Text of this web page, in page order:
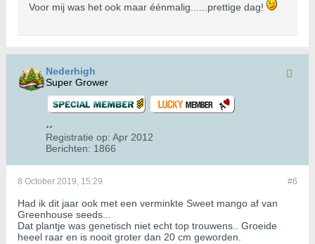
Voor mij was het ook maar éénmalig......prettige dag!
Nederhigh
Super Grower
Registratie op: Apr 2012
Berichten: 1866
#6
8 October 2019, 15:29
Had ik dit jaar ook met een verminkte Sweet mango af van
Greenhouse seeds...
Dat plantje was genetisch niet echt top trouwens.. Groeide
heeel raar en is nooit groter dan 20 cm geworden.